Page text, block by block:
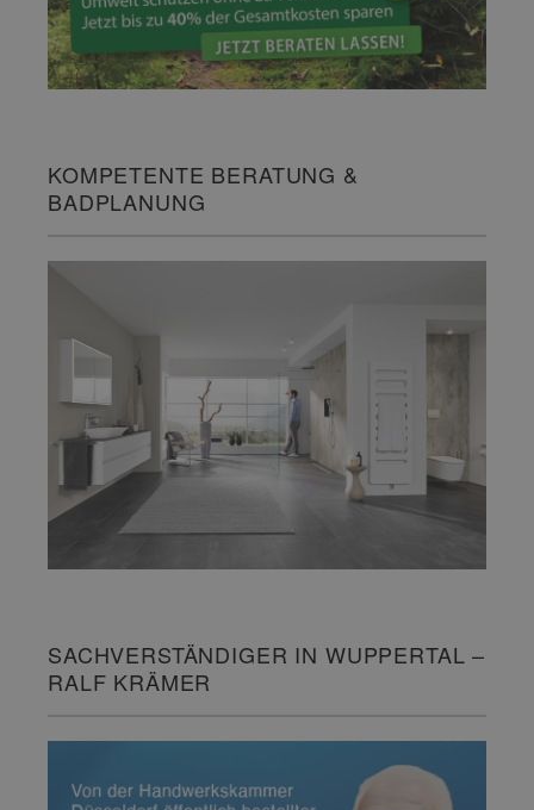
KOMPETENTE BERATUNG &
BADPLANUNG
SACHVERSTÄNDIGER IN WUPPERTAL –
RALF KRÄMER